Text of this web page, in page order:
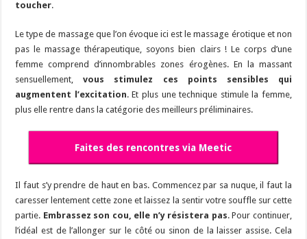
toucher.
Le type de massage que l’on évoque ici est le massage érotique et non
pas le massage thérapeutique, soyons bien clairs ! Le corps d’une
femme comprend d’innombrables zones érogènes. En la massant
sensuellement,vous stimulez ces points sensibles qui
augmentent l’excitation. Et plus une technique stimule la femme,
plus elle rentre dans la catégorie des meilleurs préliminaires.
Faites des rencontres via Meetic
Il faut s’y prendre de haut en bas. Commencez par sa nuque, il faut la
caresser lentement cette zone et laissez la sentir votre souffle sur cette
partie. Embrassez son cou, elle n’y résistera pas. Pour continuer,
l’idéal est de l’allonger sur le côté ou sinon de la laisser assise. Cela